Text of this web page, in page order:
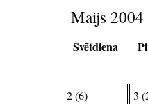
Maijs 2004
Svētdiena
2 (6) 3